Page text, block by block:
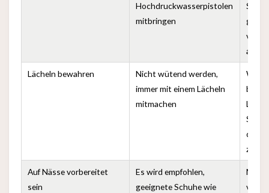
Hochdruckwasserpistolen
mitbringen
Lächeln bewahren
Nicht wütend werden,
immer mit einem Lächeln
mitmachen
die
zu
Auf Nässe vorbereitet
sein
Es wird empfohlen,
geeignete Schuhe wie
Man